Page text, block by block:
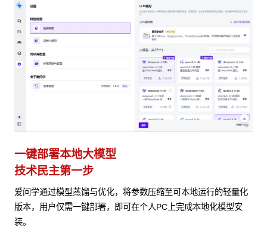
一键部署本地大模型
技术民主第一步
爱问学通过模型蒸馏与优化，将参数压缩至可本地运行的轻量化
版本，用户仅需一键部署，即可在个人PC上完成本地化模型安
装。